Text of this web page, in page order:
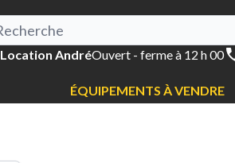
Location AndréOuvert - ferme à 12 h 00
ÉQUIPEMENTS À VENDRE